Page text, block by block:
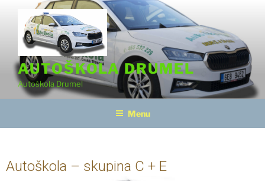
AUTOŠKOLA DRUMEL
Autoškola Drumel
Menu
Autoškola – skupina C + E